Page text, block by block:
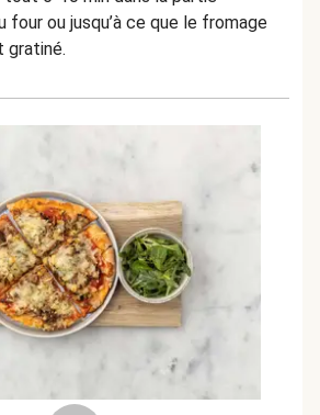
four ou jusqu’à ce que le fromage
gratiné.